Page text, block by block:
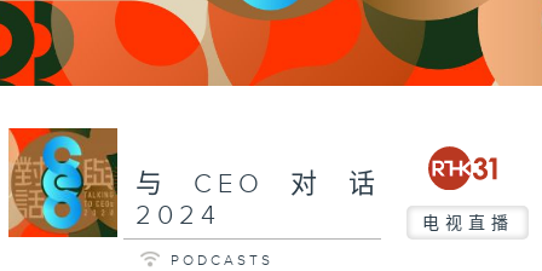
与CEO对话
2024
电视直播
PODCASTS